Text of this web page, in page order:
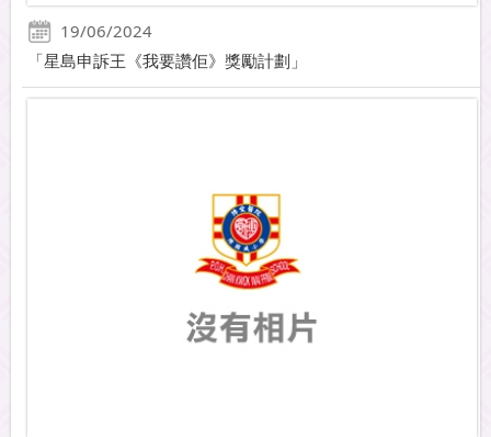
19/06/2024
「星島申訴王《我要讚佢》獎勵計劃」